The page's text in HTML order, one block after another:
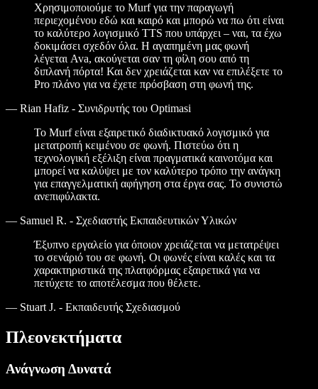
Χρησιμοποιούμε το Murf για την παραγωγή
περιεχομένου εδώ και καιρό και μπορώ να πω ότι είναι
το καλύτερο λογισμικό TTS που υπάρχει – ναι, τα έχω
δοκιμάσει σχεδόν όλα. Η αγαπημένη μας φωνή
λέγεται Ava, ακούγεται σαν τη φίλη σου από τη
διπλανή πόρτα! Και δεν χρειάζεται καν να επιλέξετε το
Pro πλάνο για να έχετε πρόσβαση στη φωνή της.
— Rian Hafiz - Συνιδρυτής του Optimasi
Το Murf είναι εξαιρετικό διαδικτυακό λογισμικό για
μετατροπή κειμένου σε φωνή. Πιστεύω ότι η
τεχνολογική εξέλιξη είναι πραγματικά καινοτόμα και
μπορεί να καλύψει με τον καλύτερο τρόπο την ανάγκη
για επαγγελματική αφήγηση στα έργα σας. Το συνιστώ
ανεπιφύλακτα.
— Samuel R. - Σχεδιαστής Εκπαιδευτικών Υλικών
Έξυπνο εργαλείο για όποιον χρειάζεται να μετατρέψει
το σενάριό του σε φωνή. Οι φωνές είναι καλές και τα
χαρακτηριστικά της πλατφόρμας εξαιρετικά για να
πετύχετε το αποτέλεσμα που θέλετε.
— Stuart J. - Εκπαιδευτής Σχεδιασμού
Πλεονεκτήματα
Ανάγνωση Δυνατά